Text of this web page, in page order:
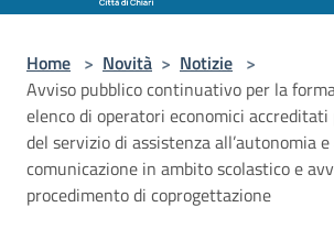
Home > Novità > Notizie >
Avviso pubblico continuativo per la
elenco di operatori economici accreditati
del servizio di assistenza all’autonomia
comunicazione in ambito scolastico e
procedimento di coprogettazione